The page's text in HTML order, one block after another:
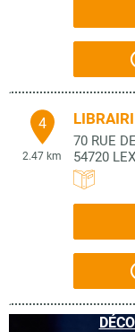
4
2.47 km
70 RUE
54720